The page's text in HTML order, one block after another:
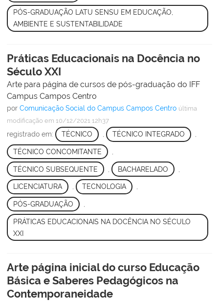
PÓS-GRADUAÇÃO LATU SENSU EM EDUCAÇÃO,
AMBIENTE E SUSTENTABILIDADE
Práticas Educacionais na Docência no
Século XXI
Arte para página de cursos de pós-graduação do IFF
Campus Campos Centro
por Comunicação Social do Campus Campos Centro última
modificação em 10/12/2021 12h37
registrado em: TÉCNICO TÉCNICO INTEGRADO
TÉCNICO CONCOMITANTE
TÉCNICO SUBSEQUENTE BACHARELADO
LICENCIATURA , TECNOLOGIA ,
PÓS-GRADUAÇÃO
PRÁTICAS EDUCACIONAIS NA DOCÊNCIA NO SÉCULO
XXI
Arte página inicial do curso Educação
Básica e Saberes Pedagógicos na
Contemporaneidade